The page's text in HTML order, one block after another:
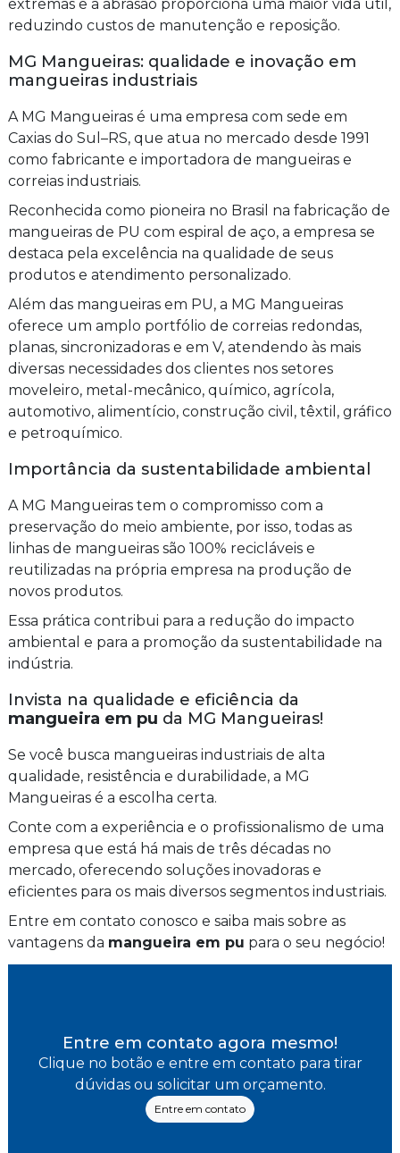
extremas e a abrasão proporciona uma maior vida útil,
reduzindo custos de manutenção e reposição.
MG Mangueiras: qualidade e inovação em
mangueiras industriais
A MG Mangueiras é uma empresa com sede em
Caxias do Sul–RS, que atua no mercado desde 1991
como fabricante e importadora de mangueiras e
correias industriais.
Reconhecida como pioneira no Brasil na fabricação de
mangueiras de PU com espiral de aço, a empresa se
destaca pela excelência na qualidade de seus
produtos e atendimento personalizado.
Além das mangueiras em PU, a MG Mangueiras
oferece um amplo portfólio de correias redondas,
planas, sincronizadoras e em V, atendendo às mais
diversas necessidades dos clientes nos setores
moveleiro, metal-mecânico, químico, agrícola,
automotivo, alimentício, construção civil, têxtil, gráfico
e petroquímico.
Importância da sustentabilidade ambiental
A MG Mangueiras tem o compromisso com a
preservação do meio ambiente, por isso, todas as
linhas de mangueiras são 100% recicláveis e
reutilizadas na própria empresa na produção de
novos produtos.
Essa prática contribui para a redução do impacto
ambiental e para a promoção da sustentabilidade na
indústria.
Invista na qualidade e eficiência da
mangueira em pu da MG Mangueiras!
Se você busca mangueiras industriais de alta
qualidade, resistência e durabilidade, a MG
Mangueiras é a escolha certa.
Conte com a experiência e o profissionalismo de uma
empresa que está há mais de três décadas no
mercado, oferecendo soluções inovadoras e
eficientes para os mais diversos segmentos industriais.
Entre em contato conosco e saiba mais sobre as
vantagens da mangueira em pu para o seu negócio!
Entre em contato agora mesmo!
Clique no botão e entre em contato para tirar
dúvidas ou solicitar um orçamento.
Entre em contato